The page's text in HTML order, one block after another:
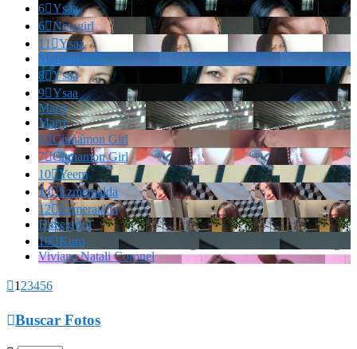
6Ysaa
6Newgirl
11 Ysaa
Marianella!!!
8Ysaa
9Ysaa
Marrr
Marrr
6Cinnamon Girl
7Cinnamon Girl
10Yeem
14Ezmeraalda
12Ezmeraalda
Davegrhol
10Kuro
Viviana Natali Coronel
1 23456
Buscar Fotos